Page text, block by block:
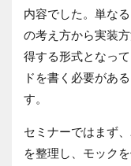
内容でした。単な
の考え方から実装
得する形式となっ
ドを書く必要があ
す。
セミナーではまず
を整理し、モック